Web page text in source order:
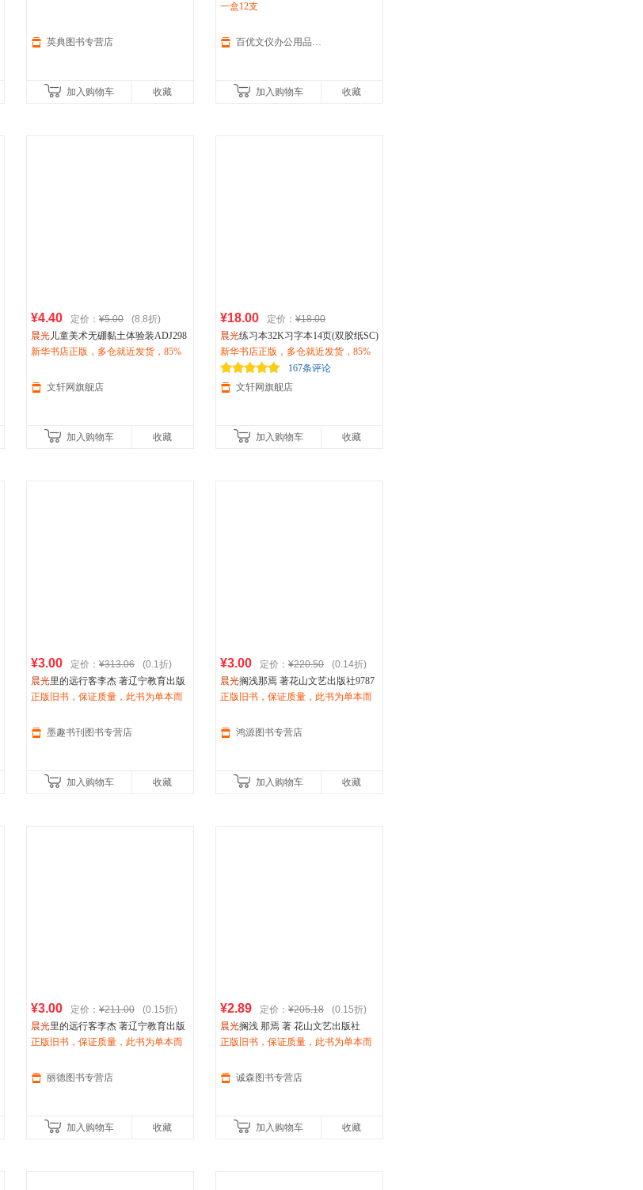
英典图书专营店
加入购物车 收藏
中性笔
一盒12支
百优文仪办公用品专营店
加入购物车 收藏
¥4.40 定价： ¥5.00
(8.8折)
晨光儿童美术无硼黏土体验装ADJ298
54(袋) 其他
新华书店正版，多仓就近发货，85%
服！文轩网旗舰店
加入购物车 收藏
¥18.00 定价： ¥18.00
晨光练习本32K习字本14页(双胶纸SC)
10本/包 其他
新华书店正版，多仓就近发货，85%
城市次日达，团购优惠咨询在线客
服！
167条评论
文轩网旗舰店
加入购物车 收藏
¥3.00 定价： ¥313.06
(0.1折)
晨光里的远行客李杰 著辽宁教育出版
社9787538288889
正版旧书，保证质量，此书为单本而
墨趣书刊图书专营店
加入购物车 收藏
¥3.00 定价： ¥220.50
(0.14折)
晨光搁浅那焉 著花山文艺出版社9787
551115032
正版旧书，保证质量，此书为单本而
鸿源图书专营店
加入购物车 收藏
¥3.00 定价： ¥211.00
(0.15折)
晨光里的远行客李杰 著辽宁教育出版
社9787538288889
正版旧书，保证质量，此书为单本而
丽德图书专营店
加入购物车 收藏
¥2.89 定价： ¥205.18
(0.15折)
晨光搁浅 那焉 著 花山文艺出版社
正版旧书，保证质量，此书为单本而
诚森图书专营店
加入购物车 收藏